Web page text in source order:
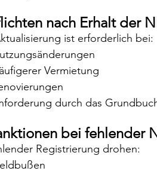
nach Erhalt der
ist erforderlich bei:
Vermietung
durch das
bei fehlender
Registrierung drohen: